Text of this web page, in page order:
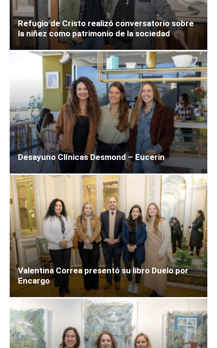
Refugio de Cristo realizó conversatorio sobre
la niñez como patrimonio de la sociedad
Desayuno Clínicas Desmond – Eucerin
Valentina Correa presentó su libro Duelo por
Encargo